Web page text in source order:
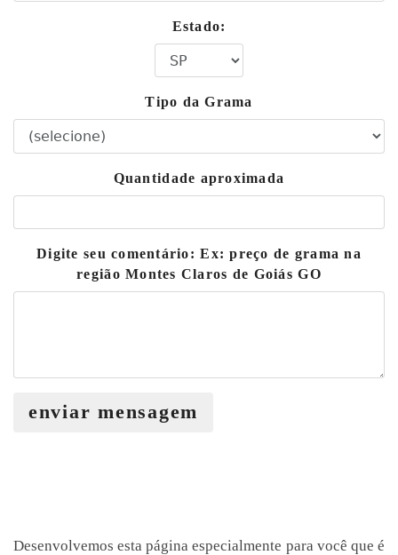
Estado:
Tipo da Grama
Quantidade aproximada
Digite seu comentário: Ex: preço de grama na
região Montes Claros de Goiás GO
enviar mensagem
Desenvolvemos esta página especialmente para você que é